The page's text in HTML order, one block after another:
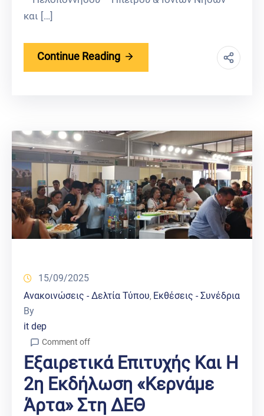
και […]
Continue Reading
15/09/2025
Ανακοινώσεις - Δελτία Τύπου‚ Εκθέσεις - Συνέδρια
By
it dep
Comment off
Εξαιρετικά Επιτυχής Και Η
2η Εκδήλωση «Κερνάμε
Άρτα» Στη ΔΕΘ